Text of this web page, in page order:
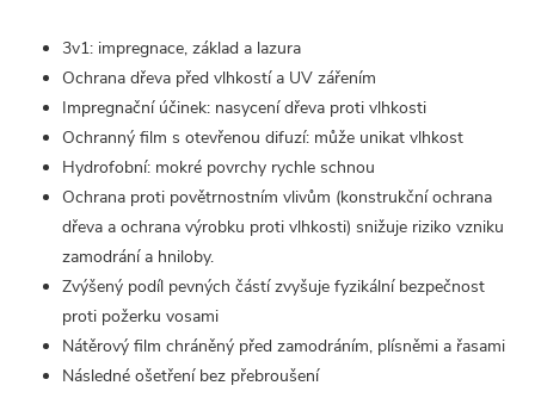
3v1: impregnace, základ a lazura
Ochrana dřeva před vlhkostí a UV zářením
Impregnační účinek: nasycení dřeva proti vlhkosti
Ochranný film s otevřenou difuzí: může unikat vlhkost
Hydrofobní: mokré povrchy rychle schnou
Ochrana proti povětrnostním vlivům (konstrukční ochrana
dřeva a ochrana výrobku proti vlhkosti) snižuje riziko vzniku
zamodrání a hniloby.
Zvýšený podíl pevných částí zvyšuje fyzikální bezpečnost
proti požerku vosami
Nátěrový film chráněný před zamodráním, plísněmi a řasami
Následné ošetření bez přebroušení